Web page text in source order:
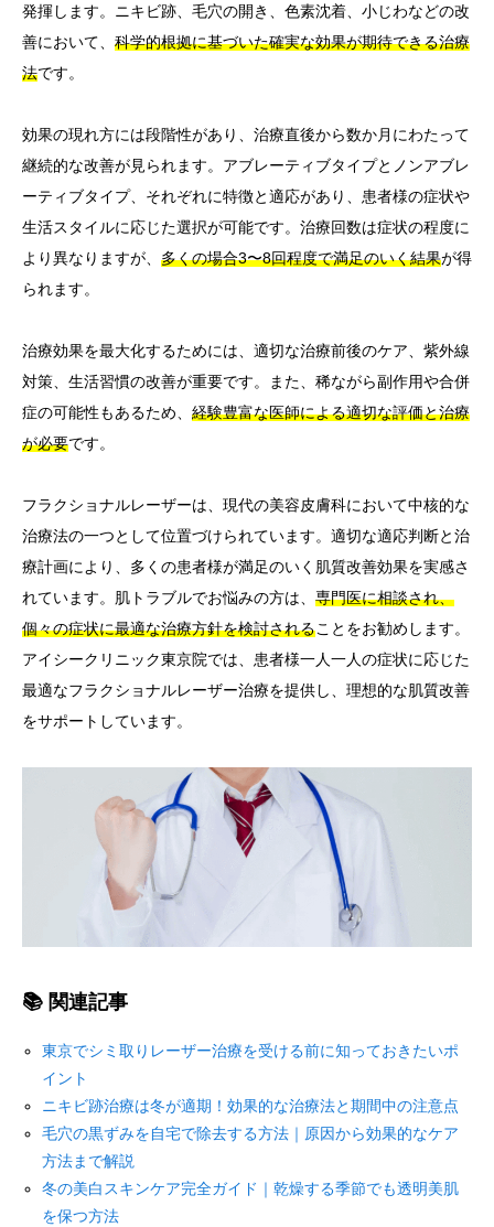
発揮します。ニキビ跡、毛穴の開き、色素沈着、小じわなどの改
善において、 科学的根拠に基づいた確実な効果が期待できる治療
法です。
効果の現れ方には段階性があり、治療直後から数か月にわたって
継続的な改善が見られます。アブレーティブタイプとノンアブレ
ーティブタイプ、それぞれに特徴と適応があり、患者様の症状や
生活スタイルに応じた選択が可能です。治療回数は症状の程度に
より異なりますが、 多くの場合3〜8回程度で満足のいく結果が得
られます。
治療効果を最大化するためには、適切な治療前後のケア、紫外線
対策、生活習慣の改善が重要です。また、稀ながら副作用や合併
症の可能性もあるため、 経験豊富な医師による適切な評価と治療
が必要です。
フラクショナルレーザーは、現代の美容皮膚科において中核的な
治療法の一つとして位置づけられています。適切な適応判断と治
療計画により、多くの患者様が満足のいく肌質改善効果を実感さ
れています。肌トラブルでお悩みの方は、 専門医に相談され、
個々の症状に最適な治療方針を検討されることをお勧めします。
アイシークリニック東京院では、患者様一人一人の症状に応じた
最適なフラクショナルレーザー治療を提供し、理想的な肌質改善
をサポートしています。
📚 関連記事
東京でシミ取りレーザー治療を受ける前に知っておきたいポ
イント
ニキビ跡治療は冬が適期！効果的な治療法と期間中の注意点
毛穴の黒ずみを自宅で除去する方法｜原因から効果的なケア
方法まで解説
冬の美白スキンケア完全ガイド｜乾燥する季節でも透明美肌
を保つ方法